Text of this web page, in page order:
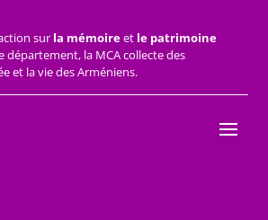
sur la mémoireet le patrimoine
département, la MCA collecte des
et la vie des Arméniens.